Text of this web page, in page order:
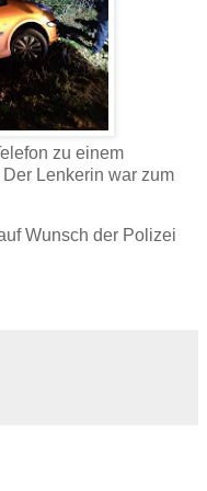
zu einem
Lenkerin war zum
Wunsch der Polizei